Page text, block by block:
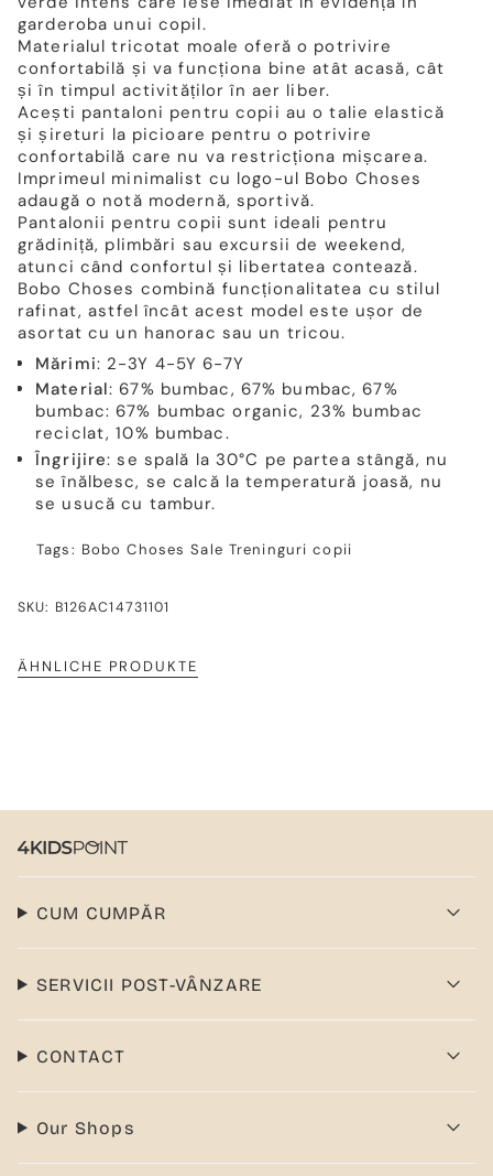
garderoba unui copil.
Materialul tricotat moale oferă o potrivire
confortabilă și va funcționa bine atât acasă, cât
și în timpul activităților în aer liber.
Acești pantaloni pentru copii au o talie elastică
și șireturi la picioare pentru o potrivire
confortabilă care nu va restricționa mișcarea.
Imprimeul minimalist cu logo-ul Bobo Choses
adaugă o notă modernă, sportivă.
Pantalonii pentru copii sunt ideali pentru
grădiniță, plimbări sau excursii de weekend,
atunci când confortul și libertatea contează.
Bobo Choses combină funcționalitatea cu stilul
rafinat, astfel încât acest model este ușor de
asortat cu un hanorac sau un tricou.
Mărimi: 2-3Y 4-5Y 6-7Y
Material: 67% bumbac, 67% bumbac, 67%
bumbac: 67% bumbac organic, 23% bumbac
reciclat, 10% bumbac.
Îngrijire: se spală la 30°C pe partea stângă, nu
se înălbesc, se calcă la temperatură joasă, nu
se usucă cu tambur.
Tags: Bobo Choses Sale Treninguri copii
SKU: B126AC14731101
ÄHNLICHE PRODUKTE
CUM CUMPĂR
SERVICII POST-VÂNZARE
CONTACT
Our Shops